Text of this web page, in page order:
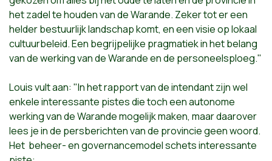
het zadel te houden van de Warande. Zeker tot er een
helder bestuurlijk landschap komt, en een visie op lokaal
cultuurbeleid. Een begrijpelijke pragmatiek in het belang
van de werking van de Warande en de personeelsploeg."
Louis vult aan: "In het rapport van de intendant zijn wel
enkele interessante pistes die toch een autonome
werking van de Warande mogelijk maken, maar daarover
lees je in de persberichten van de provincie geen woord.
Het beheer- en governancemodel schets interessante